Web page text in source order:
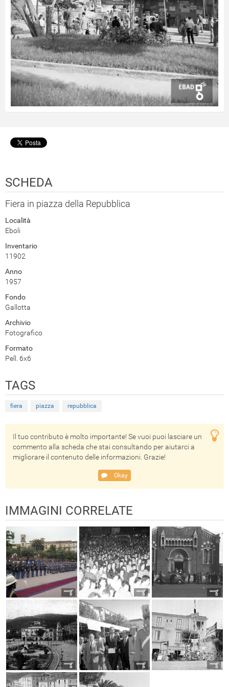
SCHEDA
Fiera in piazza della Repubblica
Località
Eboli
Inventario
11902
Anno
1957
Fondo
Gallotta
Archivio
Fotografico
Formato
Pell. 6x6
TAGS
fiera piazza repubblica
Il tuo contributo è molto importante! Se vuoi puoi lasciare un
commento alla scheda che stai consultando per aiutarci a
migliorare il contenuto delle informazioni. Grazie!
Okay
IMMAGINI CORRELATE